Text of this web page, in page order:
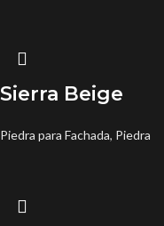
Sierra Beige
Piedra para Fachada, Piedra